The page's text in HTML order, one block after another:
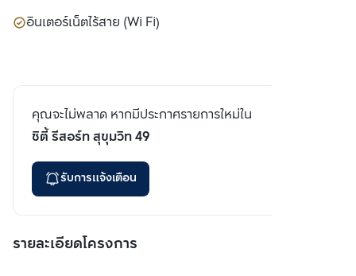
อินเตอร์เน็ตไร้สาย (Wi Fi)
คุณจะไม่พลาด หากมีประกาศรายการใหม่ใน
ซิตี้ รีสอร์ท สุขุมวิท 49
รับการแจ้งเตือน
รายละเอียดโครงการ